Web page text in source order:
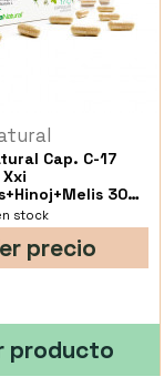
Cap. C-17
30
stock
precio
producto